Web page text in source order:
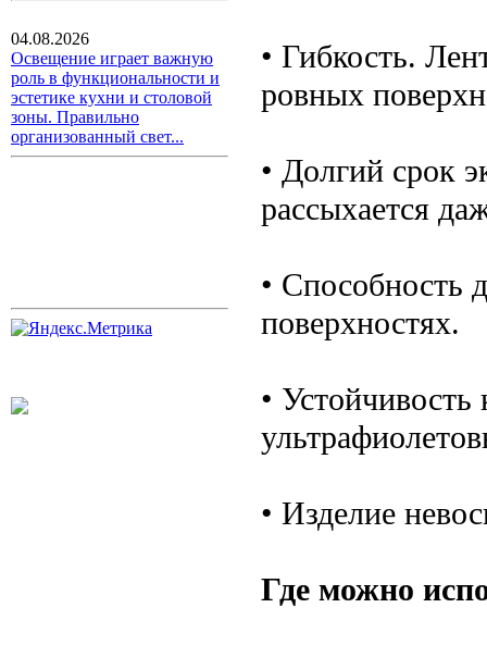
04.08.2026
Освещение играет важную
роль в функциональности и
эстетике кухни и столовой
зоны. Правильно
организованный свет...
• Гибкость.
ровных
• Долгий срок
рассыхается
• Способность
поверхностях.
•
• Изделие
Где можно